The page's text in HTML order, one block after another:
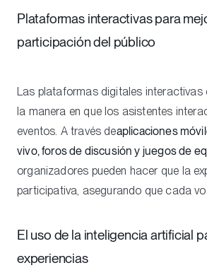
Plataformas interactivas para
participación del público
Las plataformas digitales interactivas
la manera en que los asistentes
eventos. A través deaplicaciones
vivo, foros de discusión y juegos de
organizadores pueden hacer que la
participativa, asegurando que cada
El uso de la inteligencia artificial
experiencias